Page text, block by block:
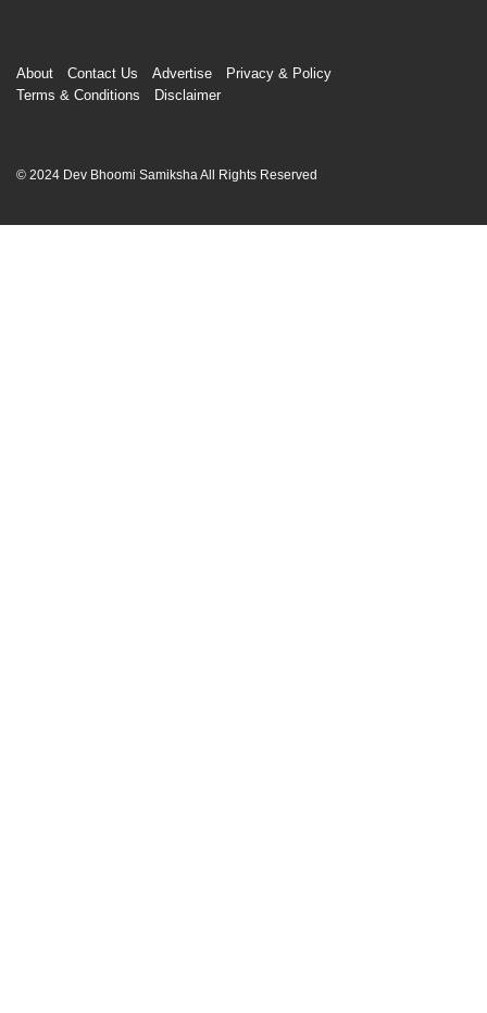
About Contact Us Advertise
Privacy & Policy
Terms & Conditions
Disclaimer
© 2024 Dev Bhoomi Samiksha All Rights Reserved